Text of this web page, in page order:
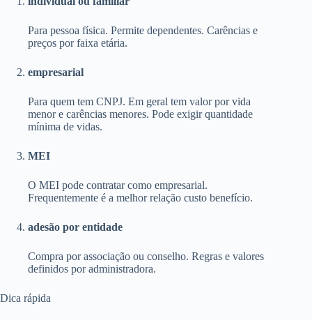
Para pessoa física. Permite dependentes. Carências e
preços por faixa etária.
empresarial
Para quem tem CNPJ. Em geral tem valor por vida
menor e carências menores. Pode exigir quantidade
mínima de vidas.
MEI
O MEI pode contratar como empresarial.
Frequentemente é a melhor relação custo benefício.
adesão por entidade
Compra por associação ou conselho. Regras e valores
definidos por administradora.
Dica rápida